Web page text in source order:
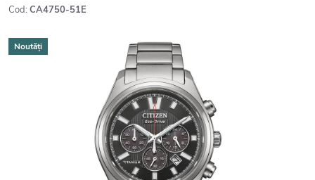
Cod: CA4750-51E
Noutăți